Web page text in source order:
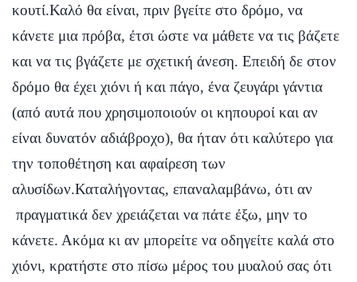
κουτί.Καλό θα είναι, πριν βγείτε στο δρόμο, να
κάνετε μια πρόβα, έτσι ώστε να μάθετε να τις βάζετε
και να τις βγάζετε με σχετική άνεση. Επειδή δε στον
δρόμο θα έχει χιόνι ή και πάγο, ένα ζευγάρι γάντια
(από αυτά που χρησιμοποιούν οι κηπουροί και αν
είναι δυνατόν αδιάβροχο), θα ήταν ότι καλύτερο για
την τοποθέτηση και αφαίρεση των
αλυσίδων.Καταλήγοντας, επαναλαμβάνω, ότι αν
πραγματικά δεν χρειάζεται να πάτε έξω, μην το
κάνετε. Ακόμα κι αν μπορείτε να οδηγείτε καλά στο
χιόνι, κρατήστε στο πίσω μέρος του μυαλού σας ότι